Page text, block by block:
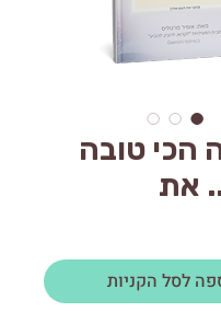
הכי טובה
את
לסל הקניות